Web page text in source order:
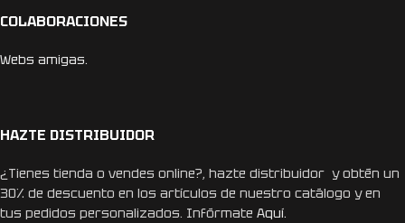
COLABORACIONES
Webs amigas.
HAZTE DISTRIBUIDOR
¿Tienes tienda o vendes online?, hazte distribuidor y obtén un
30% de descuento en los artículos de nuestro catálogo y en
tus pedidos personalizados. Infórmate Aquí.